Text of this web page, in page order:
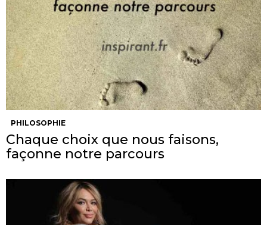
PHILOSOPHIE
Chaque choix que nous faisons,
façonne notre parcours